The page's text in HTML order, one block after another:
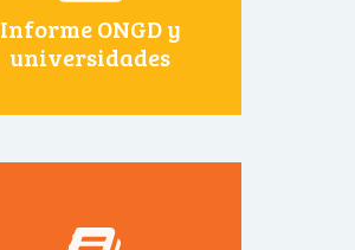
Informe ONGD y
universidades